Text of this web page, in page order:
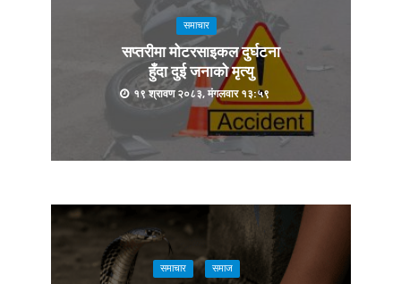
समाचार
सप्तरीमा मोटरसाइकल दुर्घटना
हुँदा दुई जनाको मृत्यु
१९ श्रावण २०८३, मंगलवार १३:५९
समाचार समाज